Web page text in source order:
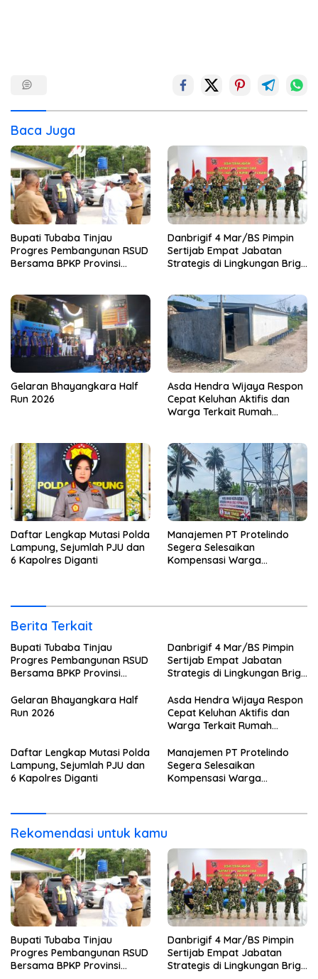
Baca Juga
Bupati Tubaba Tinjau
Progres Pembangunan RSUD
Bersama BPKP Provinsi
Danbrigif 4 Mar/BS Pimpin
Sertijab Empat Jabatan
Strategis di Lingkungan Brigif
Gelaran Bhayangkara Half
Run 2026
Asda Hendra Wijaya Respon
Cepat Keluhan Aktifis dan
Warga Terkait Rumah
Daftar Lengkap Mutasi Polda
Lampung, Sejumlah PJU dan
6 Kapolres Diganti
Manajemen PT Protelindo
Segera Selesaikan
Kompensasi Warga
Berita Terkait
Bupati Tubaba Tinjau
Progres Pembangunan RSUD
Bersama BPKP Provinsi
Danbrigif 4 Mar/BS Pimpin
Sertijab Empat Jabatan
Strategis di Lingkungan Brigif
Gelaran Bhayangkara Half
Run 2026
Asda Hendra Wijaya Respon
Cepat Keluhan Aktifis dan
Warga Terkait Rumah
Coco
Daftar Lengkap Mutasi Polda
Lampung, Sejumlah PJU dan
6 Kapolres Diganti
Manajemen PT Protelindo
Segera Selesaikan
Kompensasi Warga
Rekomendasi untuk kamu
Bupati Tubaba Tinjau
Progres Pembangunan RSUD
Bersama BPKP Provinsi
Danbrigif 4 Mar/BS Pimpin
Sertijab Empat Jabatan
Strategis di Lingkungan Brigif